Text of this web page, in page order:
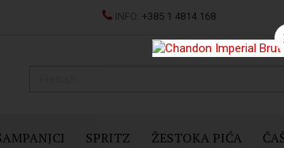
INFO: +385 1 4814 168
SPRITZ ŽESTOKA PIĆA